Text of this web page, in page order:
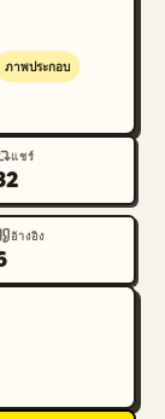
ผสานการ
ราฟิก 2D
การให้แสง
กนั้นซ้อนทับ
เปลวไฟแบบ
แยกขอบที่
อนภาพคอมโพ
ภาพประกอบ
แชร์
อ้างอิง